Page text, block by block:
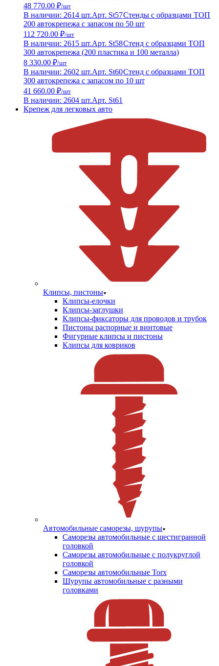
48 770.00 ₽/шт
В наличии: 2614 шт.Арт. St57Стенды с образцами ТОП
200 автокрепежа с запасом по 50 шт
112 720.00 ₽/шт
В наличии: 2615 шт.Арт. St58Стенд с образцами ТОП
300 автокрепежа (200 пластика и 100 металла)
8 330.00 ₽/шт
В наличии: 2602 шт.Арт. St60Стенд с образцами ТОП
300 автокрепежа с запасом по 10 шт
41 660.00 ₽/шт
В наличии: 2604 шт.Арт. St61
Крепеж для легковых авто
Клипсы, пистоны
Клипсы-елочки
Клипсы-заглушки
Клипсы-фиксаторы для проводов и трубок
Пистоны распорные и винтовые
Фигурные клипсы и пистоны
Клипсы для ковриков
Автомобильные саморезы, шурупы
Саморезы автомобильные с шестигранной
головкой
Саморезы автомобильные с полукруглой
головкой
Саморезы автомобильные Torx
Шурупы автомобильные с разными
головками